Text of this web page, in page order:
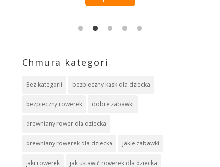
Chmura kategorii
Bez kategorii bezpieczny kask dla dziecka
bezpieczny rowerek dobre zabawki
drewniany rower dla dziecka
drewniany rowerek dla dziecka jakie zabawki
jaki rowerek jak ustawić rowerek dla dziecka